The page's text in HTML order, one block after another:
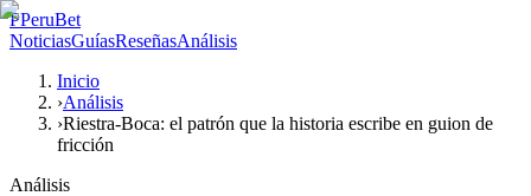
PPeruBet
NoticiasGuíasReseñasAnálisis
Inicio
›Análisis
›Riestra-Boca: el patrón que la historia escribe en guion de
fricción
Análisis